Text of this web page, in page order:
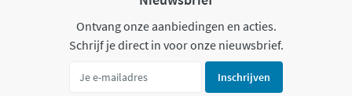
Ontvang onze aanbiedingen en acties.
Schrijf je direct in voor onze nieuwsbrief.
Inschrijven